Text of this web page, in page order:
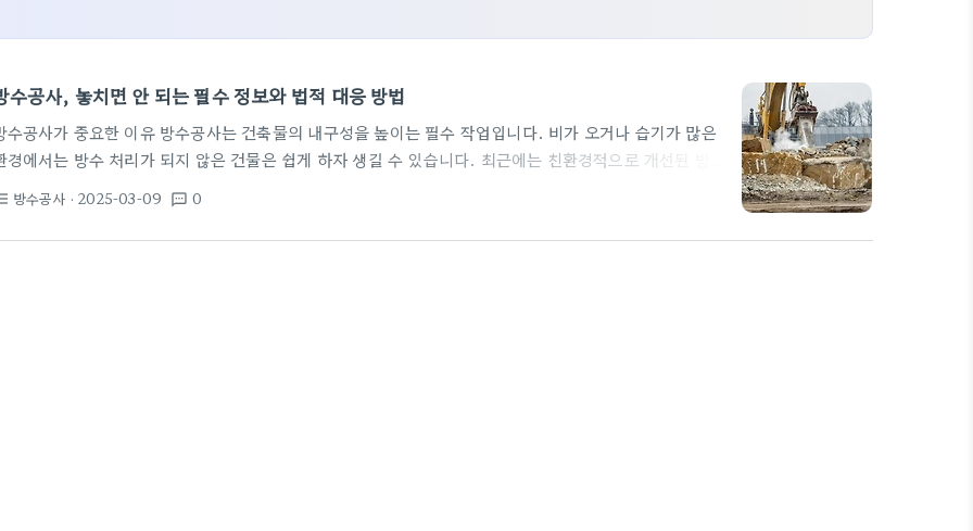
수공사, 놓치면 안 되는 필수 정보와 법적 대응 방법
수공사가 중요한 이유 방수공사는 건축물의 내구성을 높이는 필수 작업입니다. 비가 오거나 습기가 많은
경에서는 방수 처리가 되지 않은 건물은 쉽게 하자 생길 수 있습니다. 최근에는 친환경적으로 개선된 방
집, 여러분의 사업장, 모두 방수가 필수입니다! 방수공사와 법적 문제 선택이 아닌 필수인 방수공사지만,
공 후에 발생하는 하자 문제로 골치를 앓는 경우가 많습니다. 예를 들어, 방수공사가 제대로 이루어지지
방수공사 · 2025-03-09 textsms 0